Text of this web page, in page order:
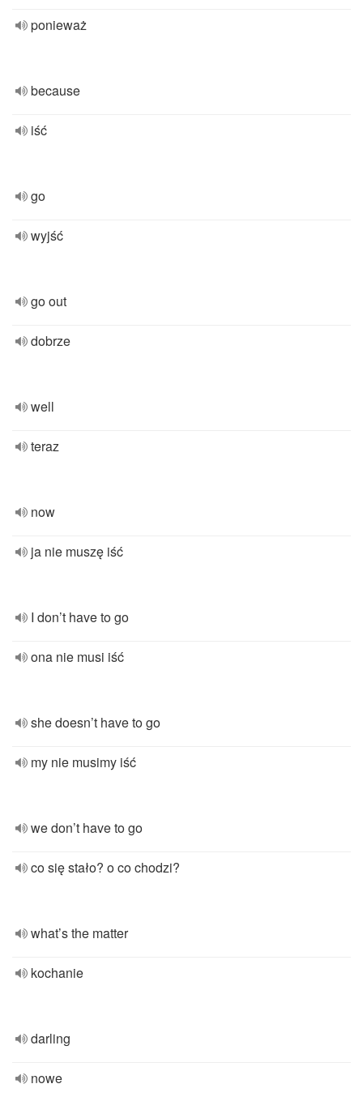
ponieważ
because
iść
go
wyjść
go out
dobrze
well
teraz
now
ja nie muszę iść
I don’t have to go
ona nie musi iść
she doesn’t have to go
my nie musimy iść
we don’t have to go
co się stało? o co chodzi?
what’s the matter
kochanie
darling
nowe